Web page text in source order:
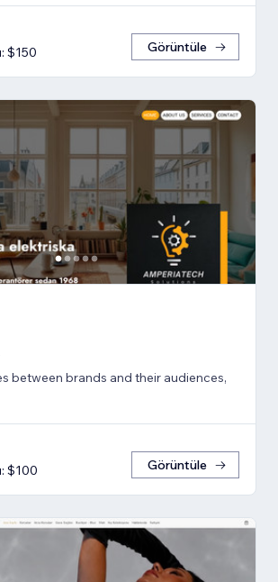
$150
Görüntüle
between brands and their audiences,
$100
Görüntüle